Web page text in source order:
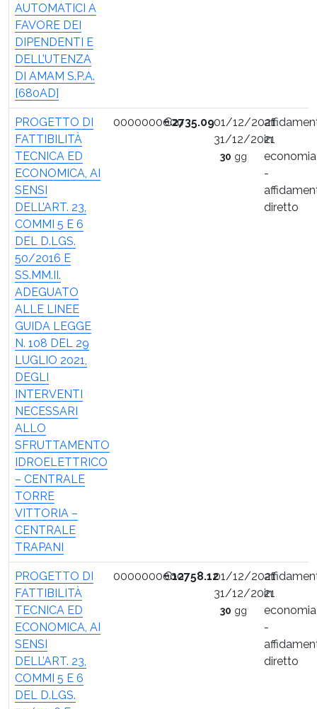
AUTOMATICI A
FAVORE DEI
DIPENDENTI E
DELL’UTENZA
DI AMAM S.P.A.
[680AD]
PROGETTO DI
FATTIBILITÀ
TECNICA ED
ECONOMICA, AI
SENSI
DELL’ART. 23,
COMMI 5 E 6
DEL D.LGS.
50/2016 E
SS.MM.II.
ADEGUATO
ALLE LINEE
GUIDA LEGGE
N. 108 DEL 29
LUGLIO 2021,
DEGLI
INTERVENTI
NECESSARI
ALLO
SFRUTTAMENTO
IDROELETTRICO
– CENTRALE
TORRE
VITTORIA –
CENTRALE
TRAPANI
0000000000
€2735.0901/12/2021
31/12/2021
30 gg
in
economia
-
diretto
PROGETTO DI
FATTIBILITÀ
TECNICA ED
ECONOMICA, AI
SENSI
DELL’ART. 23,
COMMI 5 E 6
DEL D.LGS.
0000000000
€12758.1201/12/2021
31/12/2021
30 gg
in
economia
-
diretto